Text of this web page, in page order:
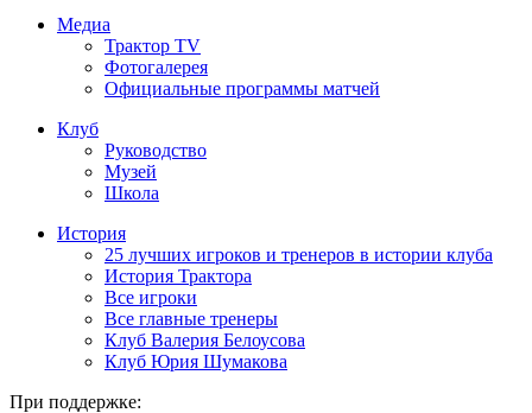
Медиа
Трактор TV
Фотогалерея
Официальные программы матчей
Клуб
Руководство
Музей
Школа
История
25 лучших игроков и тренеров в истории клуба
История Трактора
Все игроки
Все главные тренеры
Клуб Валерия Белоусова
Клуб Юрия Шумакова
При поддержке: